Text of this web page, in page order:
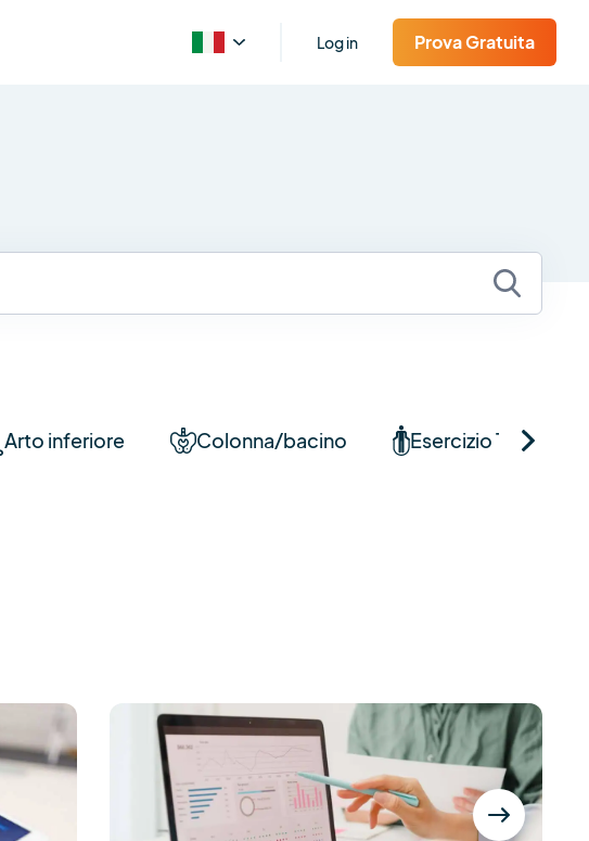
Log in Prova Gratuita
Arto inferiore Colonna/bacino Esercizio